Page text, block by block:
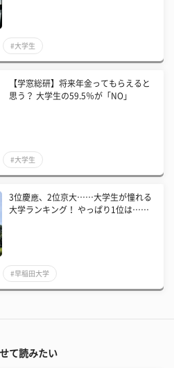
#大学生
【学窓総研】将来年金ってもらえると
思う？ 大学生の59.5％が「NO」
#大学生
3位慶應、2位京大……大学生が憧れる
大学ランキング！ やっぱり1位は……
#早稲田大学
て読みたい